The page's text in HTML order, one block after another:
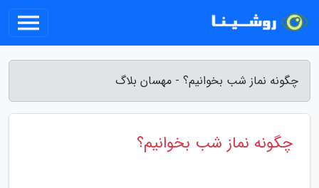
چگونه نماز شب بخوانیم؟ - مهسان بلاگ
چگونه نماز شب بخوانیم؟